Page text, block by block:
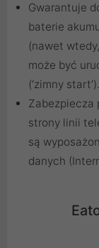
Gwarantuje
baterie
(nawet
może być
(‘zimny start’).
Zabezpiecza
strony linii
są
danych